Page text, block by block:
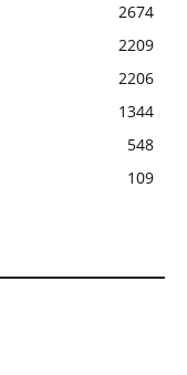
2674
2209
2206
1344
548
109